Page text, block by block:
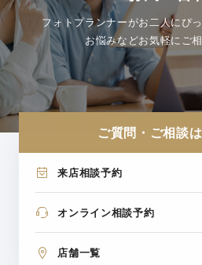
フォトプランナーがお二人にぴ
お悩みなどお気軽にご
ご質問・ご相談
来店相談予約
オンライン相談予約
店舗一覧